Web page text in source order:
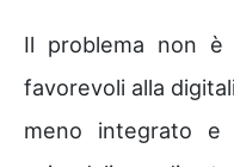
Il problema non
favorevoli alla
meno integrato e